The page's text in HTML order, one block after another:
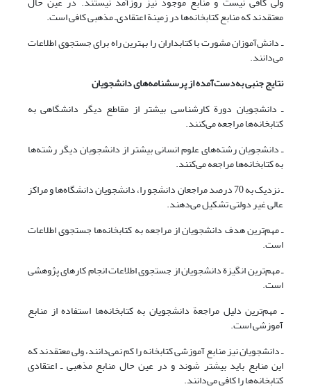
معتقدند که منابع کتابخانه‌ها در زمینة اعتقادی‌ـ مذهبی کافی است.
ـ دانش‌آموزان مشورت با کتابداران را بهترین راه برای جستجوی اطلاعات
می‌دانند.
نتایج جنبی به‌دست‌آمده از پرسشنامه‌های دانشجویان
ـ دانشجویان دورة کارشناسی بیشتر از مقاطع دیگر دانشگاهی به
کتابخانه‌ها مراجعه می‌کنند.
ـ دانشجویان رشته‌های علوم انسانی بیشتر از دانشجویان دیگر رشته‌ها
به کتابخانه‌ها مراجعه می‌کنند.
ـ نزدیک به 70 درصد مراجعان دانشجو را، دانشجویان دانشگاه‌ها و مراکز
عالی غیر دولتی تشکیل می‌دهند.
ـ مهم‌ترین هدف دانشجویان از مراجعه به کتابخانه‌ها جستجوی اطلاعات
است.
ـ مهم‌ترین انگیزة دانشجویان از جستجوی اطلاعات انجام کارهای پژوهشی
است.
ـ مهم‌ترین دلیل مراجعة دانشجویان به کتابخانه‌ها استفاده از منابع
آموزشی است.
ـ دانشجویان نیز منابع آموزشی کتابخانه را کم نمی‌دانند، ولی معتقدند که
این منابع باید بیشتر شوند و در عین حال منابع مذهبی ـ اعتقادی
کتابخانه‌ها را کافی می‌دانند.